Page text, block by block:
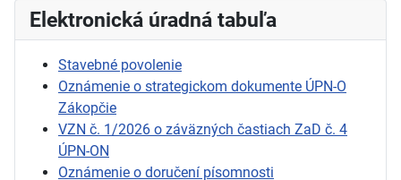
Elektronická úradná tabuľa
Stavebné povolenie
Oznámenie o strategickom dokumente ÚPN-O
Zákopčie
VZN č. 1/2026 o záväzných častiach ZaD č. 4
ÚPN-ON
Oznámenie o doručení písomnosti